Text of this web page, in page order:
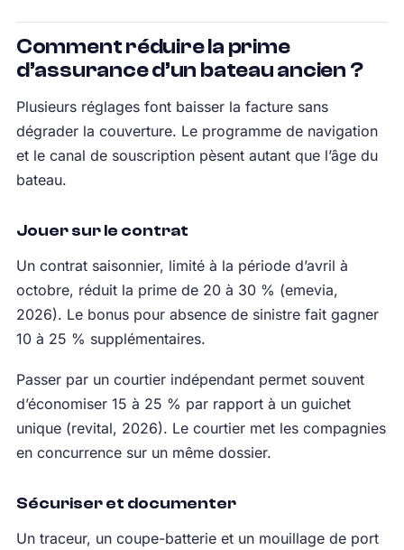
Comment réduire la prime
d’assurance d’un bateau ancien ?
Plusieurs réglages font baisser la facture sans
dégrader la couverture. Le programme de navigation
et le canal de souscription pèsent autant que l’âge du
bateau.
Jouer sur le contrat
Un contrat saisonnier, limité à la période d’avril à
octobre, réduit la prime de 20 à 30 % (emevia,
2026). Le bonus pour absence de sinistre fait gagner
10 à 25 % supplémentaires.
Passer par un courtier indépendant permet souvent
d’économiser 15 à 25 % par rapport à un guichet
unique (revital, 2026). Le courtier met les compagnies
en concurrence sur un même dossier.
Sécuriser et documenter
Un traceur, un coupe-batterie et un mouillage de port